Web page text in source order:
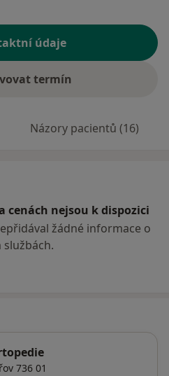
údaje
termín
Názory pacientů (16)
cenách nejsou k dispozici
žádné informace o
službách.
736 01